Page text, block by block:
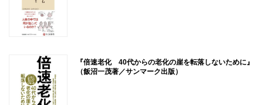
『倍速老化 40代からの老化の崖を転落しないために』
（飯沼一茂著／サンマーク出版）